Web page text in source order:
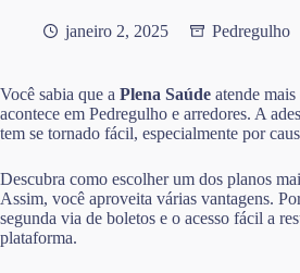
janeiro 2, 2025 Pedregulho
Você sabia que a Plena Saúde atende
acontece em Pedregulho e arredores. A
tem se tornado fácil, especialmente por
Descubra como escolher um dos planos
Assim, você aproveita várias vantagens.
segunda via de boletos e o acesso fácil a
plataforma.